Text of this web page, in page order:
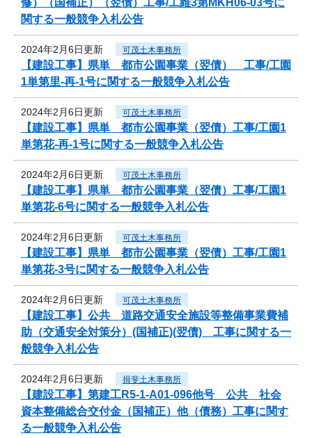
関する一般競争入札公告
2024年2月6日更新 可茂土木事務所
【建設工事】県単 都市公園事業（翌債） 工事/工園
1単第里-再-1号に関する一般競争入札公告
2024年2月6日更新 可茂土木事務所
【建設工事】県単 都市公園事業（翌債）工事/工園1
単第花-再-1号に関する一般競争入札公告
2024年2月6日更新 可茂土木事務所
【建設工事】県単 都市公園事業（翌債）工事/工園1
単第花-6号に関する一般競争入札公告
2024年2月6日更新 可茂土木事務所
【建設工事】県単 都市公園事業（翌債）工事/工園1
単第花-3号に関する一般競争入札公告
2024年2月6日更新 可茂土木事務所
【建設工事】公共 道路交通安全施設等整備事業費補
助（交通安全対策分）(国補正)(翌債) 工事に関する一
般競争入札公告
2024年2月6日更新 揖斐土木事務所
【建設工事】第建工R5-1-A01-096他号 公共 社会
資本整備総合交付金（国補正）他（債務）工事に関す
る一般競争入札公告